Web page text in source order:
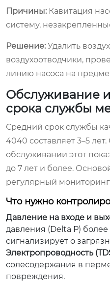
Причины: Кавитация
систему,
Решение: Удалить
воздухоотводчики,
линию насоса на
Обслуживание
срока службы
Средний срок службы
4040 составляет 3–5
обслуживании этот
до 7 лет и более.
регулярный
Что нужно
Давление на входе и
давления (Delta P) более
сигнализирует о
Электропроводность
солесодержания в
повреждения.